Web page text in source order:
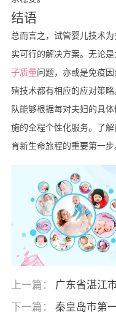
结语
总而言之，试管婴儿技术
实可行的解决方案。无论
子质量问题，亦或是免疫
殖技术都有相应的应对策
队能够根据每对夫妇的具
施的全程个性化服务。了
育新生命旅程的重要第一步
上一篇： 广东省湛江
助您轻松规划就医路线
下一篇： 秦皇岛市第